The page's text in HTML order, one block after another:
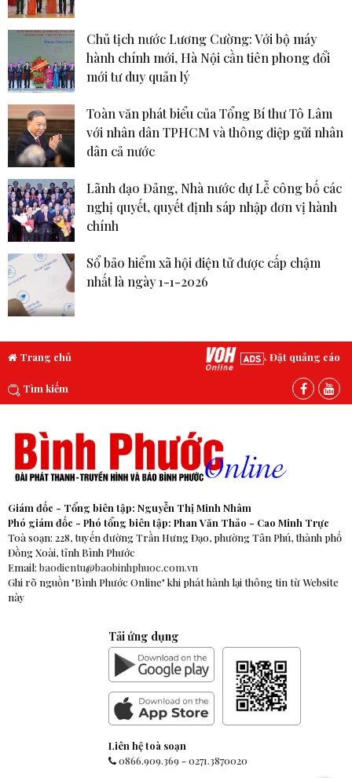
Chủ tịch nước Lương Cường: Với bộ máy
hành chính mới, Hà Nội cần tiên phong đổi
mới tư duy quản lý
Toàn văn phát biểu của Tổng Bí thư Tô Lâm
với nhân dân TPHCM và thông điệp gửi nhân
dân cả nước
Lãnh đạo Đảng, Nhà nước dự Lễ công bố các
nghị quyết, quyết định sáp nhập đơn vị hành
chính
Sổ bảo hiểm xã hội điện tử được cấp chậm
nhất là ngày 1-1-2026
Trang chủ Đặt quảng cáo
Tìm kiếm
Giám đốc - Tổng biên tập: Nguyễn Thị Minh Nhâm
Phó giám đốc - Phó tổng biên tập: Phan Văn Thảo - Cao Minh Trực
Toà soạn: 228, tuyến đường Trần Hưng Đạo, phường Tân Phú, thành phố
Đồng Xoài, tỉnh Bình Phước
Email: baodientu@baobinhphuoc.com.vn
Ghi rõ nguồn "Bình Phước Online" khi phát hành lại thông tin từ Website
này
Tải ứng dụng
Liên hệ toà soạn
0866.909.369-0271.3870020